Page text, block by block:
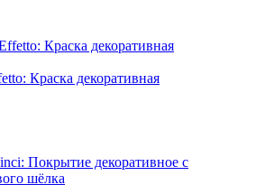
Краска декоративная